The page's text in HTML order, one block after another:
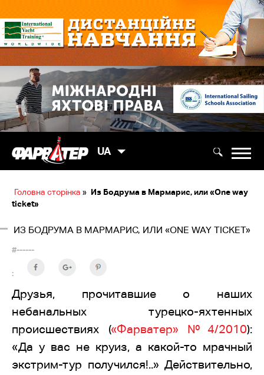
UA
Головна сторінка » Из Бодрума в Мармарис, или «One way
ticket»
ИЗ БОДРУМА В МАРМАРИС, ИЛИ «ONE WAY TICKET»
#------
:
Друзья, прочитавшие о наших
небанальных турецко-яхтенных
происшествиях («Фарватер» №4/2010):
«Да у вас не круиз, а какой-то мрачный
экстрим-тур получился!..» Действительно,